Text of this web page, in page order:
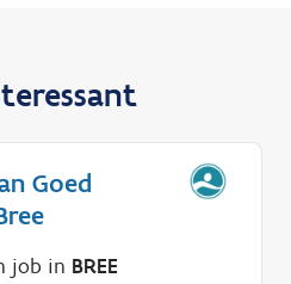
Goed
job in BREE